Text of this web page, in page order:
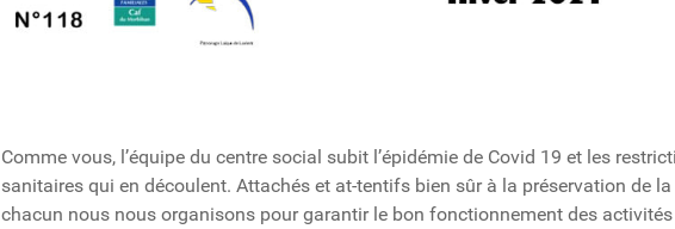
Comme vous, l’équipe du centre social subit l’épidémie de Covid 19 et les
sanitaires qui en découlent. Attachés et at-tentifs bien sûr à la préservation de
chacun nous nous organisons pour garantir le bon fonctionnement des